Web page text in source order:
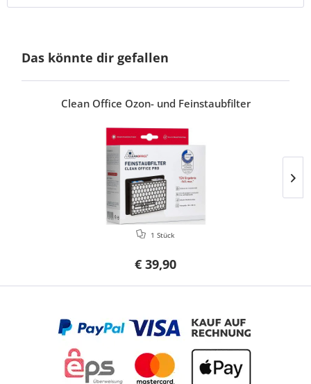
Das könnte dir gefallen
Clean Office Ozon- und Feinstaubfilter
€ 39,90
1 Stück